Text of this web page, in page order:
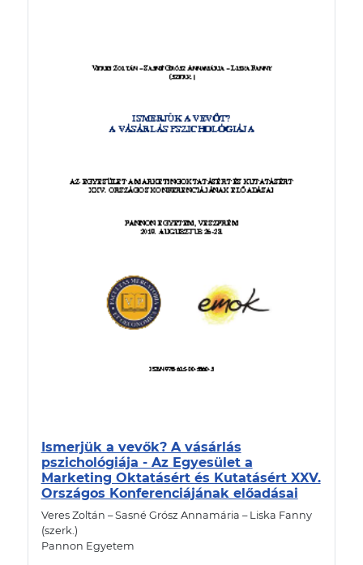
Ismerjük a vevők? A vásárlás
pszichológiája - Az Egyesület a
Marketing Oktatásért és Kutatásért XXV.
Országos Konferenciájának előadásai
Veres Zoltán – Sasné Grósz Annamária – Liska Fanny
(szerk.)
Pannon Egyetem